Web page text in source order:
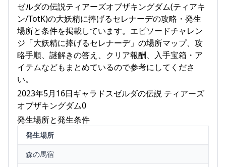
ゼルダの伝説ティアーズオブザキングダム(ティアキ
ン/TotK)の大妖精に捧げるセレナーデの攻略・発生
場所と条件を掲載しています。エピソードチャレン
ジ「大妖精に捧げるセレナーデ」の場所マップ、攻
略手順、謎解きの答え、クリア報酬、入手宝箱・ア
イテムなどもまとめているので参考にしてくださ
い。
2023年5月16日ギャラドスゼルダの伝説 ティアーズ
オブザキングダム0
発生場所と発生条件
発生場所
森の馬宿